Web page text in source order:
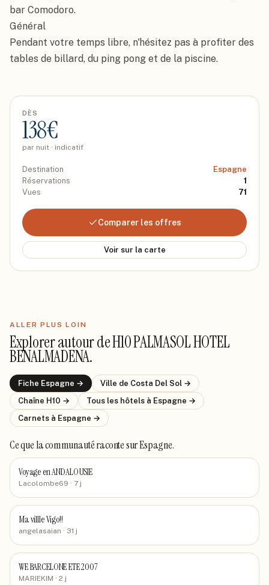
bar Comodoro.
Général
Pendant votre temps libre, n'hésitez pas à profiter des
tables de billard, du ping pong et de la piscine.
DÈS
138€
par nuit · indicatif
Destination
Espagne
Réservations
1
Vues
71
Comparer les offres
Voir sur la carte
ALLER PLUS LOIN
Explorer autour deH10 PALMASOL HOTEL
BENALMADENA.
Fiche Espagne → Ville de Costa Del Sol →
Chaîne H10 → Tous les hôtels à Espagne →
Carnets à Espagne →
Ce que la communauté racontesur Espagne.
Voyage en ANDALOUSIE
Lacolombe69 · 7 j
Ma villle Vigo!!
angelasaian · 31 j
WE BARCELONE ETE 2007
MARIEKIM · 2 j